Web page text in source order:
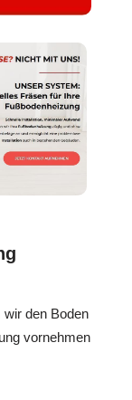
wir den Boden
vornehmen